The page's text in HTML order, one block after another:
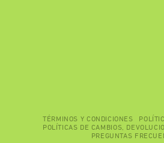
TÉRMINOS Y CONDICIONES
POLÍTICAS DE CAMBIOS,
PREGUNTAS